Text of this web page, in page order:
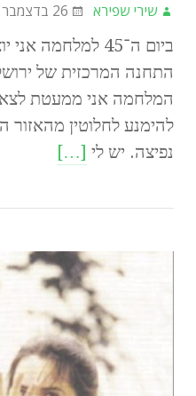
שירי שפירא 26 בדצמבר 2023
ביום ה־45 למלחמה
התחנה המרכזית של
המלחמה אני ממעטת
להימנע לחלוטין
נפיצה. יש לי […]